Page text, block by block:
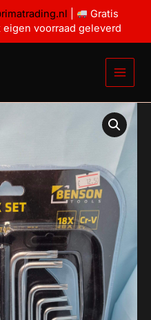
Gratis
voorraad geleverd